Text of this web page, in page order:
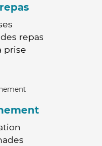
repas
prise